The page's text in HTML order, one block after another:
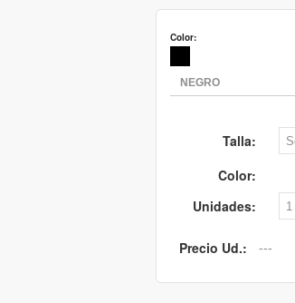
Color:
Talla:
Color:
Unidades:
Precio Ud.: